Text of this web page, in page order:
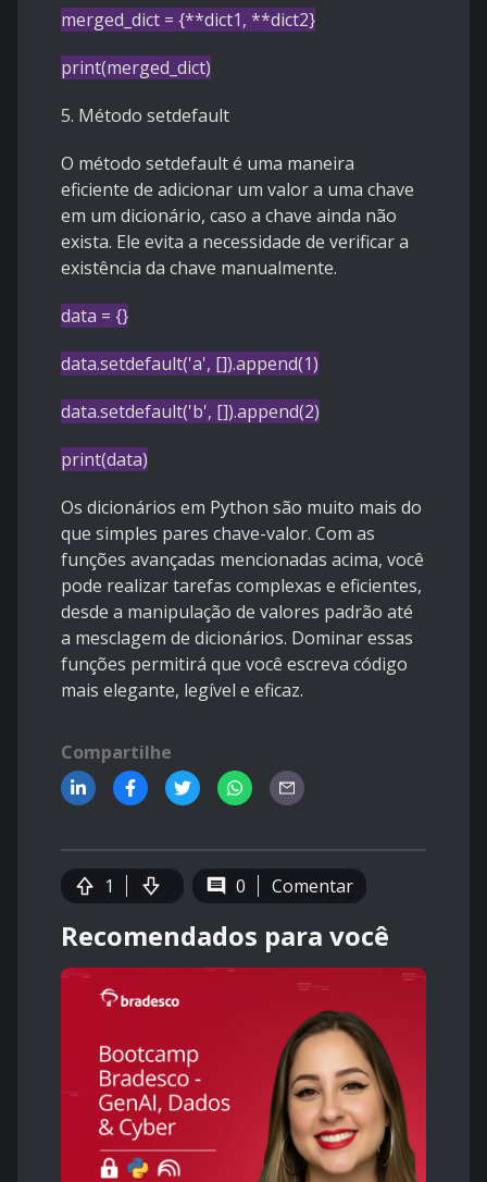
merged_dict = {**dict1, **dict2}
print(merged_dict)
5. Método setdefault
O método setdefault é uma maneira
eficiente de adicionar um valor a uma chave
em um dicionário, caso a chave ainda não
exista. Ele evita a necessidade de verificar a
existência da chave manualmente.
data = {}
data.setdefault('a', []).append(1)
data.setdefault('b', []).append(2)
print(data)
Os dicionários em Python são muito mais do
que simples pares chave-valor. Com as
funções avançadas mencionadas acima, você
pode realizar tarefas complexas e eficientes,
desde a manipulação de valores padrão até
a mesclagem de dicionários. Dominar essas
funções permitirá que você escreva código
mais elegante, legível e eficaz.
Compartilhe
1 0 Comentar
Recomendados para você